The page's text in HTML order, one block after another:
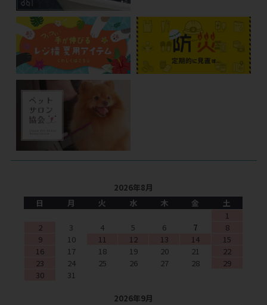
2026年8月
日
月 火 水 木 金
土
1
2
3 4 5 6 7
8
9
10 11 12 13 14
15
16
17 18 19 20 21
22
23
24 25 26 27 28
29
30
31
2026年9月